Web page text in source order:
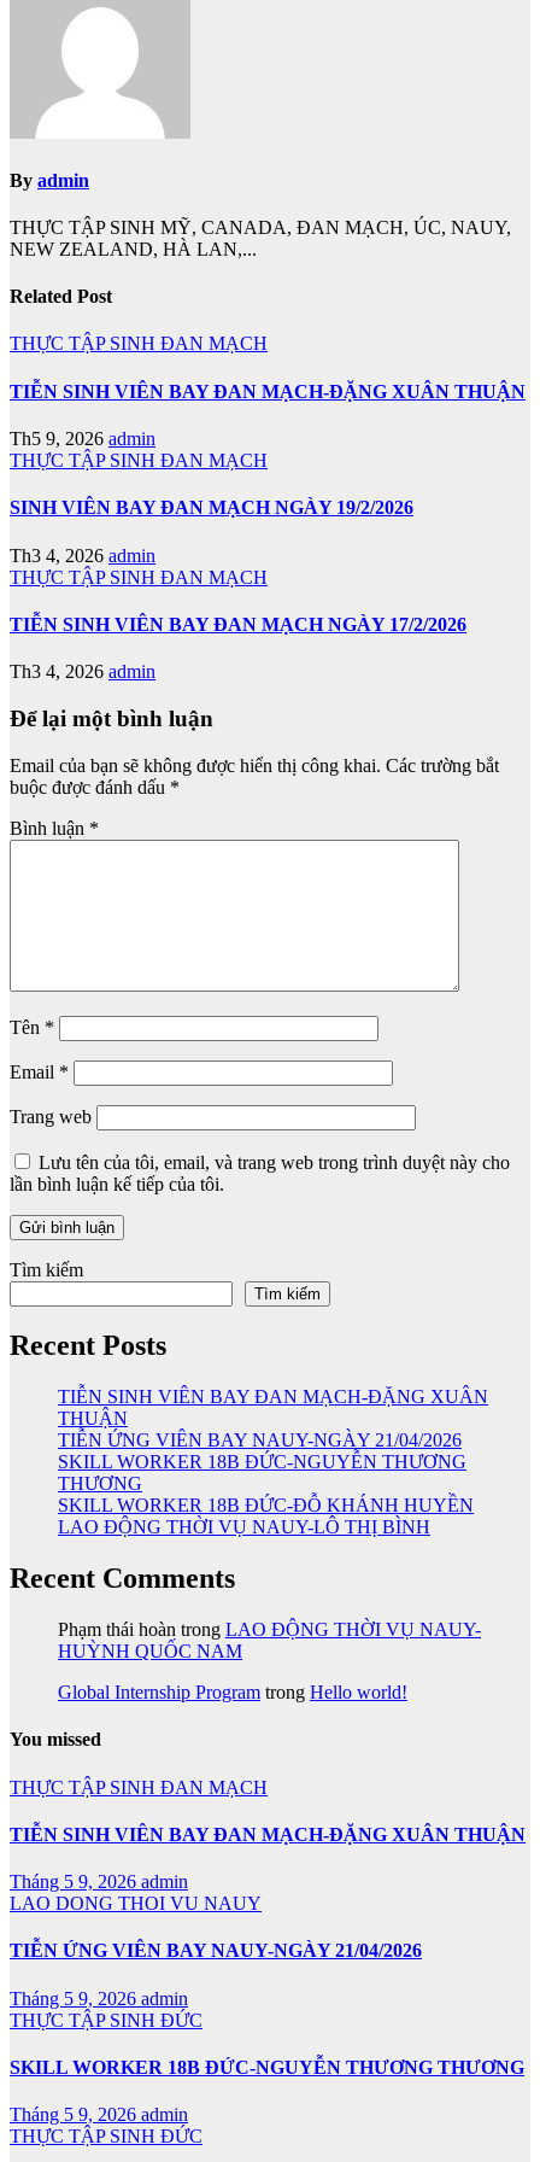
By admin
THỰC TẬP SINH MỸ, CANADA, ĐAN MẠCH, ÚC, NAUY,
NEW ZEALAND, HÀ LAN,...
Related Post
THỰC TẬP SINH ĐAN MẠCH
TIỄN SINH VIÊN BAY ĐAN MẠCH-ĐẶNG XUÂN THUẬN
Th5 9, 2026 admin
THỰC TẬP SINH ĐAN MẠCH
SINH VIÊN BAY ĐAN MẠCH NGÀY 19/2/2026
Th3 4, 2026 admin
THỰC TẬP SINH ĐAN MẠCH
TIỄN SINH VIÊN BAY ĐAN MẠCH NGÀY 17/2/2026
Th3 4, 2026 admin
Để lại một bình luận
Email của bạn sẽ không được hiển thị công khai. Các trường bắt
buộc được đánh dấu *
Bình luận *
Tên *
Email *
Trang web
Lưu tên của tôi, email, và trang web trong trình duyệt này cho
lần bình luận kế tiếp của tôi.
Tìm kiếm
Tìm kiếm
Recent Posts
TIỄN SINH VIÊN BAY ĐAN MẠCH-ĐẶNG XUÂN
THUẬN
TIỄN ỨNG VIÊN BAY NAUY-NGÀY 21/04/2026
SKILL WORKER 18B ĐỨC-NGUYỄN THƯƠNG
THƯƠNG
SKILL WORKER 18B ĐỨC-ĐỖ KHÁNH HUYỀN
LAO ĐỘNG THỜI VỤ NAUY-LÔ THỊ BÌNH
Recent Comments
Phạm thái hoàn trong LAO ĐỘNG THỜI VỤ NAUY-
HUỲNH QUỐC NAM
Global Internship Program trong Hello world!
You missed
THỰC TẬP SINH ĐAN MẠCH
TIỄN SINH VIÊN BAY ĐAN MẠCH-ĐẶNG XUÂN THUẬN
Tháng 5 9, 2026 admin
LAO DONG THOI VU NAUY
TIỄN ỨNG VIÊN BAY NAUY-NGÀY 21/04/2026
Tháng 5 9, 2026 admin
THỰC TẬP SINH ĐỨC
SKILL WORKER 18B ĐỨC-NGUYỄN THƯƠNG THƯƠNG
Tháng 5 9, 2026 admin
THỰC TẬP SINH ĐỨC